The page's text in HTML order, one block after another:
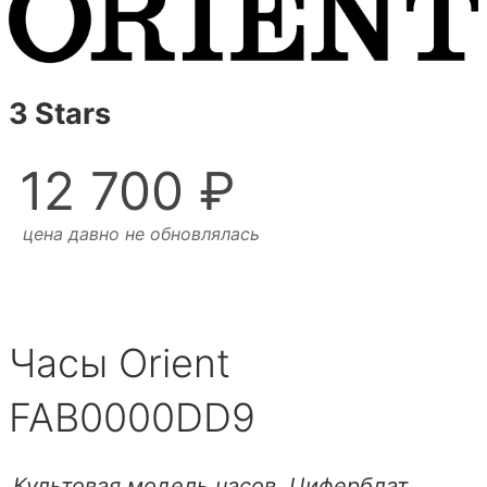
3 Stars
12 700 ₽
цена давно не обновлялась
Часы Orient
FAB0000DD9